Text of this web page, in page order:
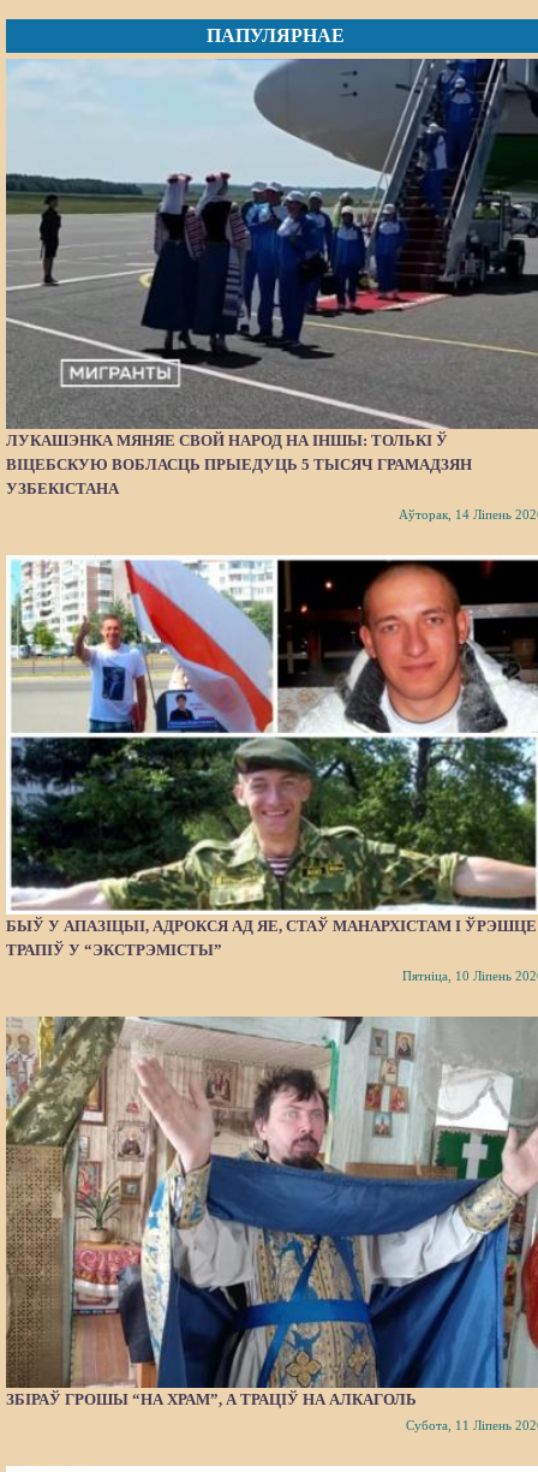
ПАПУЛЯРНАЕ
ЛУКАШЭНКА МЯНЯЕ СВОЙ НАРОД НА ІНШЫ: ТОЛЬКІ Ў
ВІЦЕБСКУЮ ВОБЛАСЦЬ ПРЫЕДУЦЬ 5 ТЫСЯЧ ГРАМАДЗЯН
УЗБЕКІСТАНА
Аўторак, 14 Ліпень
БЫЎ У АПАЗІЦЫІ, АДРОКСЯ АД ЯЕ, СТАЎ МАНАРХІСТАМ І ЎРЭШЦЕ
ТРАПІЎ У “ЭКСТРЭМІСТЫ”
Пятніца, 10 Ліпень
ЗБІРАЎ ГРОШЫ “НА ХРАМ”, А ТРАЦІЎ НА АЛКАГОЛЬ
Субота, 11 Ліпень